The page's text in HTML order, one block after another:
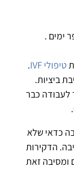
ימים .
טיפולי IVF
.
ביציות.
לעבודה כבר
כדאי שלא
הדקירות
ומסיבה זאת